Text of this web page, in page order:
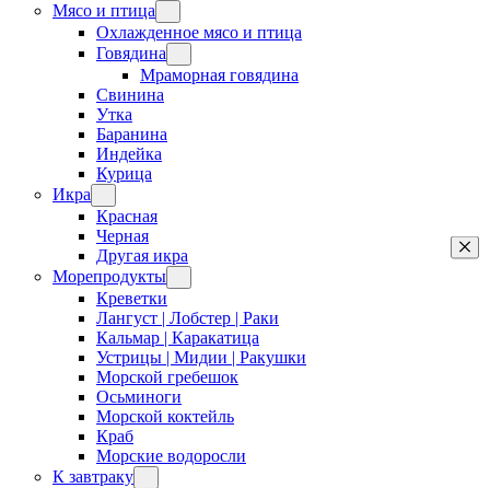
Мясо и птица
Охлажденное мясо и птица
Говядина
Мраморная говядина
Свинина
Утка
Баранина
Индейка
Курица
Икра
Красная
Черная
Другая икра
Морепродукты
Креветки
Лангуст | Лобстер | Раки
Кальмар | Каракатица
Устрицы | Мидии | Ракушки
Морской гребешок
Осьминоги
Морской коктейль
Краб
Морские водоросли
К завтраку